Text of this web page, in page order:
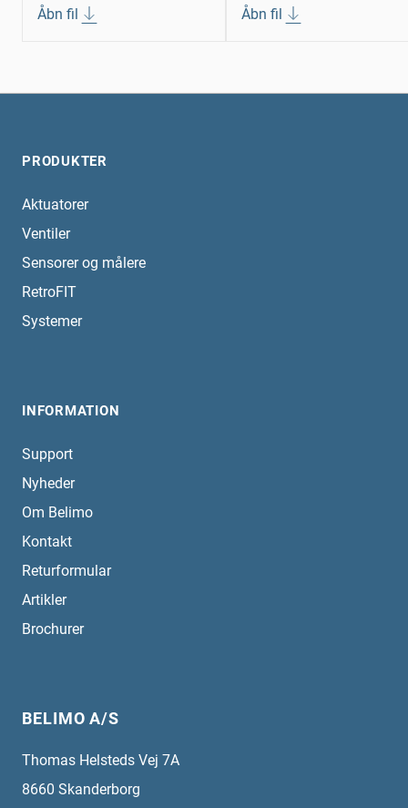
Åbn fil Åbn fil
PRODUKTER
Aktuatorer
Ventiler
Sensorer og målere
RetroFIT
Systemer
INFORMATION
Support
Nyheder
Om Belimo
Kontakt
Returformular
Artikler
Brochurer
BELIMO A/S
Thomas Helsteds Vej 7A
8660 Skanderborg